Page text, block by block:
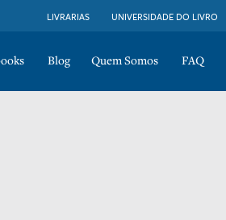
LIVRARIAS UNIVERSIDADE DO LIVRO
Blog Quem Somos FAQ